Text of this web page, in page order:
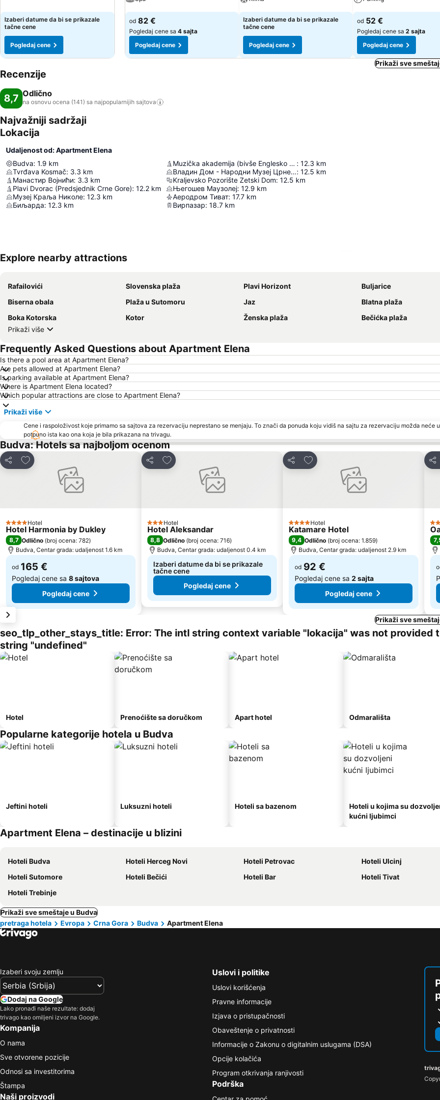
Izaberi datume da bi se prikazale
tačne cene
Pogledaj cene
Pogledaj cene
od 82 €
Pogledaj cene sa 4 sajta
Pogledaj cene
Pogledaj cene
Izaberi datume da bi se prikazale
tačne cene
Pogledaj cene
Pogledaj cene
od 52 €
Pogledaj cene sa 2 sajta
Pogledaj cene
Prikaži sve
Recenzije
8,7 Odlično
na osnovu ocena (141) sa najpopularnijih sajtova
Najvažniji sadržaji
Lokacija
Udaljenost od: Apartment Elena
Budva: 1.9 km
Tvrđava Kosmač: 3.3 km
Манастир Војнићи: 3.3 km
Plavi Dvorac (Predsjednik Crne Gore): 12.2 km
Музеј Краља Николе: 12.3 km
Биљарда: 12.3 km
Muzička akademija (bivše Englesko poslanstvo) : 12.3 km
Владин Дом - Народни Музеј Црне Горе: 12.5 km
Kraljevsko Pozorište Zetski Dom: 12.5 km
Његошев Маузолеј: 12.9 km
Аеродром Тиват: 17.7 km
Вирпазар: 18.7 km
Explore nearby attractions
Rafailovići Slovenska plaža Plavi Horizont
Buljarice
Biserna obala
Plaža u Sutomoru Jaz
Blatna plaža
Boka Kotorska
Kotor Ženska plaža
Bečićka plaža
Prikaži više
Frequently Asked Questions about Apartment Elena
Is there a pool area at Apartment Elena?
Are pets allowed at Apartment Elena?
Is parking available at Apartment Elena?
Where is Apartment Elena located?
Which popular attractions are close to Apartment Elena?
Prikaži više
Cene i raspoloživost koje primamo sa sajtova za rezervaciju neprestano se menjaju. To znači da ponuda koju vidiš na sajtu za rezervaciju možda neće
potpuno ista kao ona koja je bila prikazana na trivagu.
Budva: Hotels sa najboljom ocenom
Deli
Dodati u favorite
4 Zvezdice
Hotel
Hotel Harmonia by Dukley
8,7 Odlično (broj ocena: 782)
Budva, Centar grada: udaljenost 1.6 km
od 165 €
Pogledaj cene sa 8 sajtova
Pogledaj cene
Deli
Dodati u favorite
3 Zvezdice
Hotel
Hotel Aleksandar
8,8 Odlično (broj ocena: 716)
Budva, Centar grada: udaljenost 0.4 km
Izaberi datume da bi se prikazale
tačne cene
Pogledaj cene
Deli
Dodati u favorite
4 Zvezdice
Hotel
Katamare Hotel
9,4 Odlično (broj ocena: 1.859)
Budva, Centar grada: udaljenost 2.9 km
od 92 €
Pogledaj cene sa 2 sajta
Pogledaj cene
Deli
3
Prikaži sve
seo_tlp_other_stays_title: Error: The intl string context variable "lokacija" was not provided
string "undefined"
Hotel Prenoćište sa doručkom Apart hotel Odmarališta
Popularne kategorije hotela u Budva
Jeftini hoteli Luksuzni hoteli Hoteli sa bazenom
Hoteli u kojima su
kućni ljubimci
Apartment Elena – destinacije u blizini
Hoteli Budva Hoteli Herceg Novi Hoteli Petrovac
Hoteli Ulcinj
Hoteli Sutomore
Hoteli Bečići Hoteli Bar
Hoteli Tivat
Hoteli Trebinje
Prikaži sve smeštaje u Budva
pretraga hotela
Evropa Crna Gora Budva Apartment Elena
Izaberi svoju zemlju
Dodaj na Google
Lako pronađi naše rezultate: dodaj
trivago kao omiljeni izvor na Google.
Kompanija
O nama
Sve otvorene pozicije
Odnosi sa investitorima
Štampa
Naši proizvodi
Uslovi i politike
Uslovi korišćenja
Pravne informacije
Izjava o pristupačnosti
Obaveštenje o privatnosti
Informacije o Zakonu o digitalnim uslugama (DSA)
Opcije kolačića
Program otkrivanja ranjivosti
Podrška